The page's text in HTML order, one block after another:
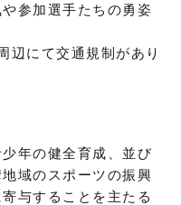
参加選手たちの勇姿
辺にて交通規制があり
年の健全育成、並び
域のスポーツの振興
与することを主たる